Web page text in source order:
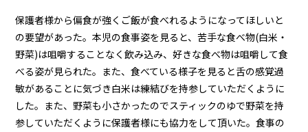
保護者様から偏食が強くご飯が食べれるようになってほしいと
の要望があった。本児の食事姿を見ると、苦手な食べ物(白米・
野菜)は咀嚼することなく飲み込み、好きな食べ物は咀嚼して食
べる姿が見られた。また、食べている様子を見ると舌の感覚過
敏があることに気づき白米は練結びを持参していただくように
した。また、野菜も小さかったのでスティックのゆで野菜を持
参していただくように保護者様にも協力をして頂いた。食事の